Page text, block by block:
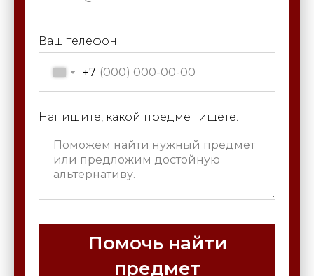
Ваш телефон
+7
Напишите, какой предмет ищете.
Помочь найти
предмет